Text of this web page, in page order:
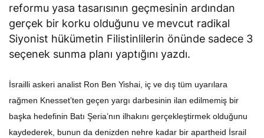
reformu yasa tasarısının geçmesinin ardından
gerçek bir korku olduğunu ve mevcut radikal
Siyonist hükümetin Filistinlilerin önünde sadece 3
seçenek sunma planı yaptığını yazdı.
İsrailli askeri analist Ron Ben Yishai, iç ve dış tüm uyarılara
rağmen Knesset’ten geçen yargı darbesinin ilan edilmemiş bir
başka hedefinin Batı Şeria’nın ilhakını gerçekleştirmek olduğunu
kaydederek, bunun da denizden nehre kadar bir apartheid İsrail